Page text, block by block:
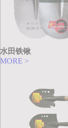
水田铁锹
MORE >